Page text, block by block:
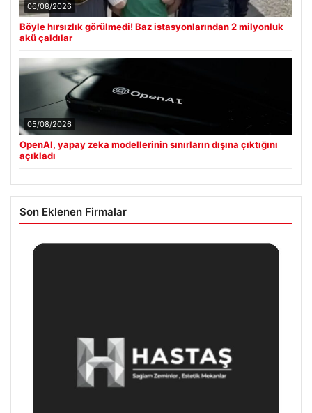
06/08/2026
Böyle hırsızlık görülmedi! Baz istasyonlarından 2 milyonluk
akü çaldılar
05/08/2026
OpenAI, yapay zeka modellerinin sınırların dışına çıktığını
açıkladı
Son Eklenen Firmalar